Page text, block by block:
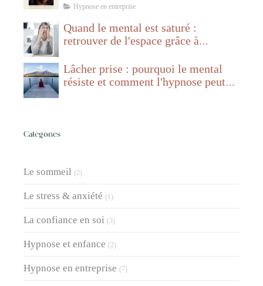
Hypnose en entreprise
Quand le mental est saturé :
retrouver de l'espace grâce à
Lâcher prise : pourquoi le mental
résiste et comment l'hypnose peut
Catégories
Le sommeil (2)
Le stress & anxiété (1)
La confiance en soi (3)
Hypnose et enfance (2)
Hypnose en entreprise (7)